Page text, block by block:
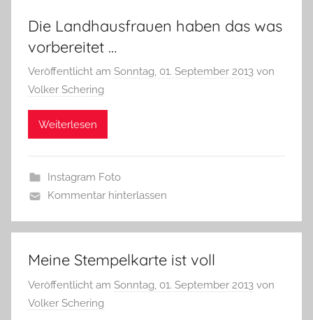
Die Landhausfrauen haben das was
vorbereitet …
Veröffentlicht am Sonntag, 01. September 2013 von
Volker Schering
Weiterlesen
Instagram Foto
Kommentar hinterlassen
Meine Stempelkarte ist voll
Veröffentlicht am Sonntag, 01. September 2013 von
Volker Schering